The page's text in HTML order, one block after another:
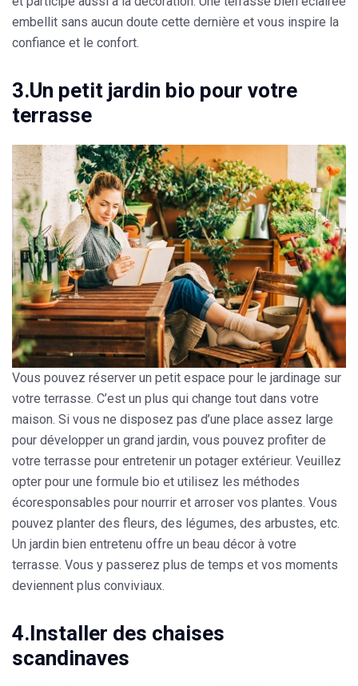
embellit sans aucun doute cette dernière et vous inspire la
confiance et le confort.
3.Un petit jardin bio pour votre
terrasse
Vous pouvez réserver un petit espace pour le jardinage sur
votre terrasse. C’est un plus qui change tout dans votre
maison. Si vous ne disposez pas d’une place assez large
pour développer un grand jardin, vous pouvez profiter de
votre terrasse pour entretenir un potager extérieur. Veuillez
opter pour une formule bio et utilisez les méthodes
écoresponsables pour nourrir et arroser vos plantes. Vous
pouvez planter des fleurs, des légumes, des arbustes, etc.
Un jardin bien entretenu offre un beau décor à votre
terrasse. Vous y passerez plus de temps et vos moments
deviennent plus conviviaux.
4.Installer des chaises
scandinaves